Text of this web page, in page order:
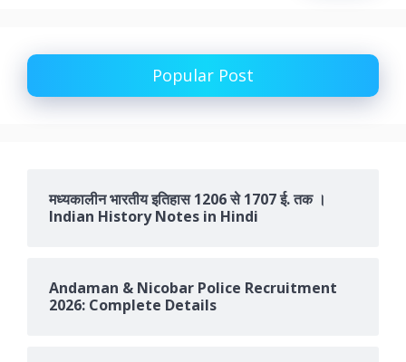
Popular Post
मध्यकालीन भारतीय इतिहास 1206 से 1707 ई. तक ।
Indian History Notes in Hindi
Andaman & Nicobar Police Recruitment
2026: Complete Details